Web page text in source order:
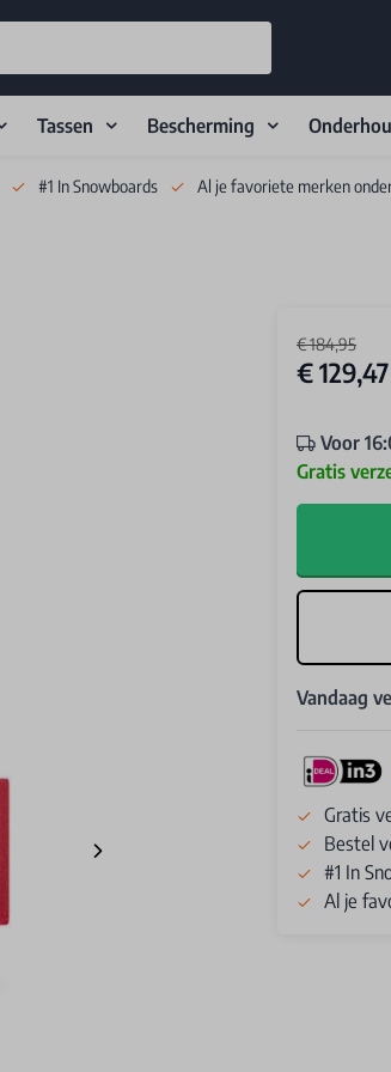
Tassen Bescherming
#1 In Snowboards Al je favoriete merken
€ 184,95
€ 129,47
Voor
Gratis
Vandaag
Gratis
Bestel
#1 In
Al je